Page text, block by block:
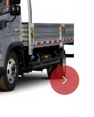
